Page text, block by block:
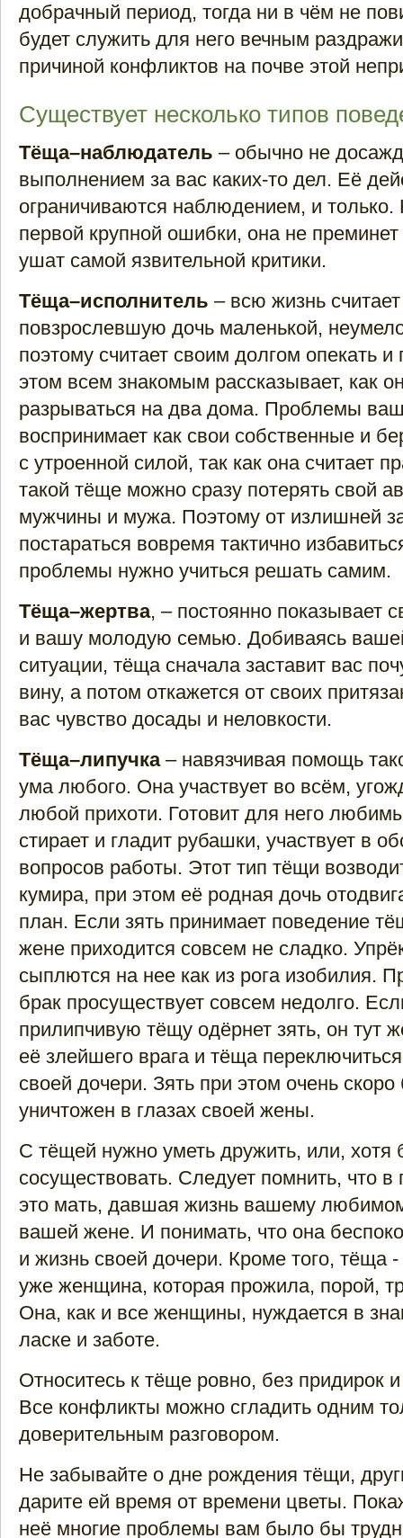
добрачный период, тогда ни в чём не
будет служить для него вечным
причиной конфликтов на почве этой
Существует несколько типов
Тёща–наблюдатель – обычно не
выполнением за вас каких-то дел. Её
ограничиваются наблюдением, и
первой крупной ошибки, она не
ушат самой язвительной критики.
Тёща–исполнитель – всю жизнь
повзрослевшую дочь маленькой,
поэтому считает своим долгом опекать и
этом всем знакомым рассказывает, как
разрываться на два дома. Проблемы
воспринимает как свои собственные и
с утроенной силой, так как она считает
такой тёще можно сразу потерять свой
мужчины и мужа. Поэтому от излишней
постараться вовремя тактично
проблемы нужно учиться решать самим.
Тёща–жертва, – постоянно показывает
и вашу молодую семью. Добиваясь
ситуации, тёща сначала заставит вас
вину, а потом откажется от своих
вас чувство досады и неловкости.
Тёща–липучка– навязчивая помощь
ума любого. Она участвует во всём,
любой прихоти. Готовит для него
стирает и гладит рубашки, участвует в
вопросов работы. Этот тип тёщи
кумира, при этом её родная дочь
план. Если зять принимает поведение
жене приходится совсем не сладко.
сыплются на нее как из рога изобилия.
брак просуществует совсем недолго.
прилипчивую тёщу одёрнет зять, он тут
её злейшего врага и тёща
своей дочери. Зять при этом очень
уничтожен в глазах своей жены.
С тёщей нужно уметь дружить, или, хотя
сосуществовать. Следует помнить, что
это мать, давшая жизнь вашему
вашей жене. И понимать, что она
и жизнь своей дочери. Кроме того, тёща
уже женщина, которая прожила, порой,
Она, как и все женщины, нуждается в
ласке и заботе.
Относитесь к тёще ровно, без придирок
Все конфликты можно сгладить одним
доверительным разговором.
Не забывайте о дне рождения тёщи,
дарите ей время от времени цветы.
неё многие проблемы вам было бы